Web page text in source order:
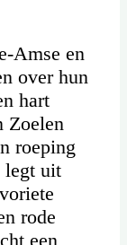
Amse en
over hun
hart
Zoelen
roeping
legt uit
rode
een